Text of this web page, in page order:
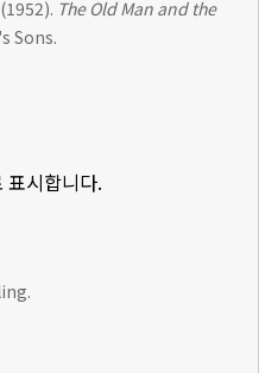
(1952). The Old Man and the
Sons.
표시합니다.